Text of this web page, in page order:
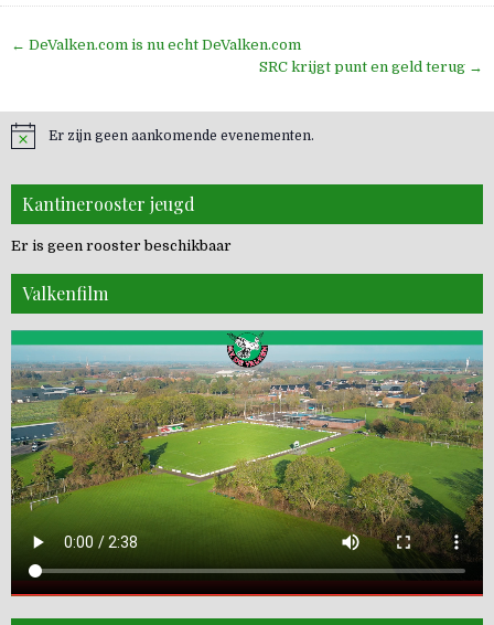
Bericht
← DeValken.com is nu echt DeValken.com
SRC krijgt punt en geld terug →
Er zijn geen aankomende evenementen.
Kantinerooster jeugd
Er is geen rooster beschikbaar
Valkenfilm